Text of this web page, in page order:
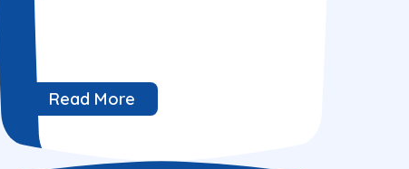
Read More